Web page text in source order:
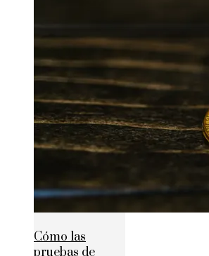
Cómo las
pruebas de